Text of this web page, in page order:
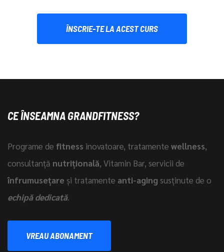
CE ÎNSEAMNA GRANDFITNESS?
Programe de fitness inovatoare, tratamente wellness,
consultanță nutrițională, Vitamin Bar, servicii de
înfrumusețare și tratamente anti-aging susținute de o
echipă dedicată.
VREAU ABONAMENT